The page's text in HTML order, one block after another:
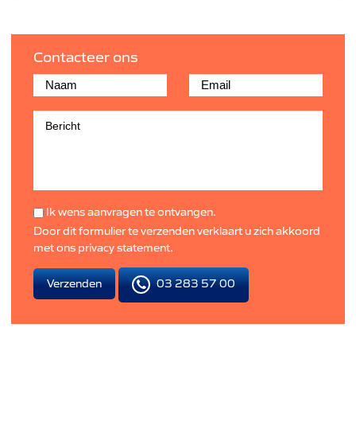
Contacteer ons
Ik wens aanvragen te ontvangen.
Door dit formulier te verzenden verklaart u zich akkoord
met ons privacy statement.
Verzenden 03 283 57 00